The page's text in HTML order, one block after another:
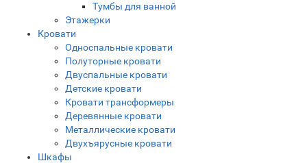
Тумбы для ванной
Этажерки
Кровати
Односпальные кровати
Полуторные кровати
Двуспальные кровати
Детские кровати
Кровати трансформеры
Деревянные кровати
Металлические кровати
Двухъярусные кровати
Шкафы